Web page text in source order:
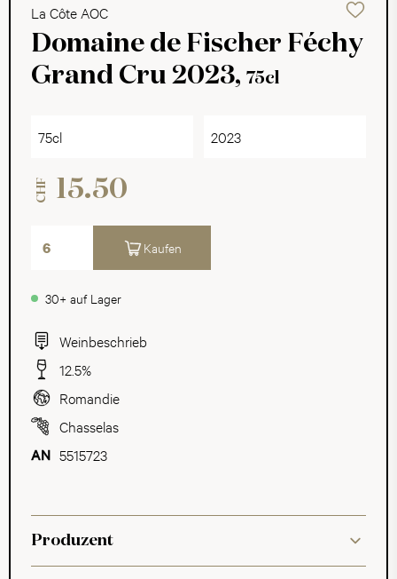
La Côte AOC
Domaine de Fischer Féchy
Grand Cru 2023, 75cl
Weinbeschrieb
12.5%
Romandie
Chasselas
5515723
75cl 2023
30+ auf Lager
CHF 15.50
Kaufen
Produzent